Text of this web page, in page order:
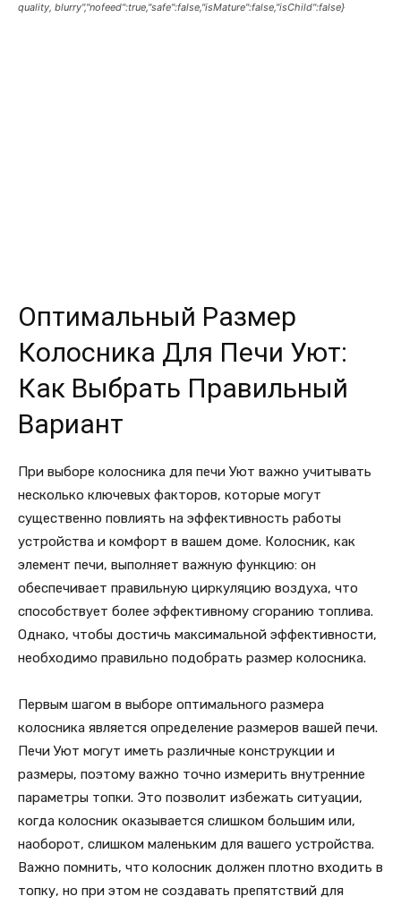
quality, blurry","nofeed":true,"safe":false,"isMature":false,"isChild":false}
Оптимальный Размер
Колосника Для Печи Уют:
Как Выбрать Правильный
Вариант
При выборе колосника для печи Уют важно учитывать
несколько ключевых факторов, которые могут
существенно повлиять на эффективность работы
устройства и комфорт в вашем доме. Колосник, как
элемент печи, выполняет важную функцию: он
обеспечивает правильную циркуляцию воздуха, что
способствует более эффективному сгоранию топлива.
Однако, чтобы достичь максимальной эффективности,
необходимо правильно подобрать размер колосника.
Первым шагом в выборе оптимального размера
колосника является определение размеров вашей печи.
Печи Уют могут иметь различные конструкции и
размеры, поэтому важно точно измерить внутренние
параметры топки. Это позволит избежать ситуации,
когда колосник оказывается слишком большим или,
наоборот, слишком маленьким для вашего устройства.
Важно помнить, что колосник должен плотно входить в
топку, но при этом не создавать препятствий для